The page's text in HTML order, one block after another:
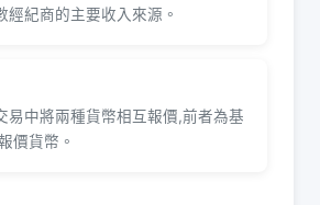
經紀商的主要收入來源。
易中將兩種貨幣相互報價,前者為基
價貨幣。